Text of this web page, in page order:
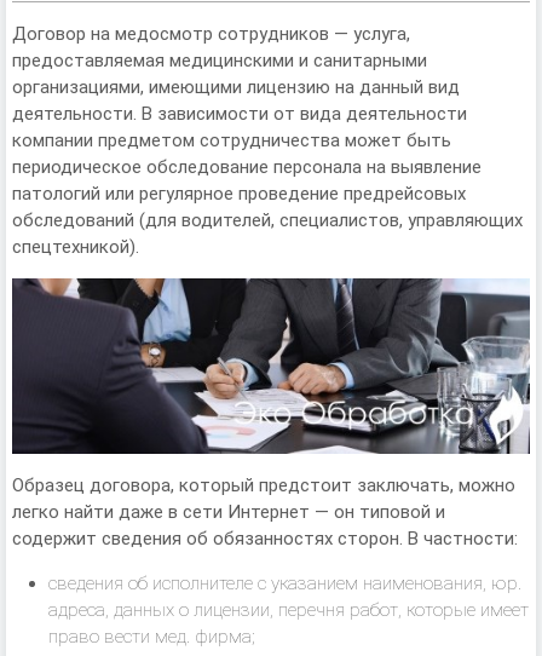
Договор на медосмотр сотрудников — услуга,
предоставляемая медицинскими и санитарными
организациями, имеющими лицензию на данный вид
деятельности. В зависимости от вида деятельности
компании предметом сотрудничества может быть
периодическое обследование персонала на выявление
патологий или регулярное проведение предрейсовых
обследований (для водителей, специалистов, управляющих
спецтехникой).
Образец договора, который предстоит заключать, можно
легко найти даже в сети Интернет — он типовой и
содержит сведения об обязанностях сторон. В частности:
сведения об исполнителе с указанием наименования, юр.
адреса, данных о лицензии, перечня работ, которые имеет
право вести мед. фирма;